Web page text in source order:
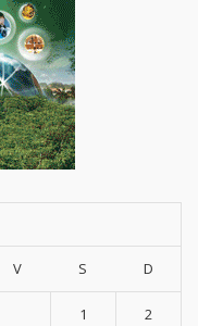
V S D
1 2